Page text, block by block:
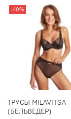
-40%
ТРУСЫ MILAVITSA
(БЕЛЬВЕДЕР)